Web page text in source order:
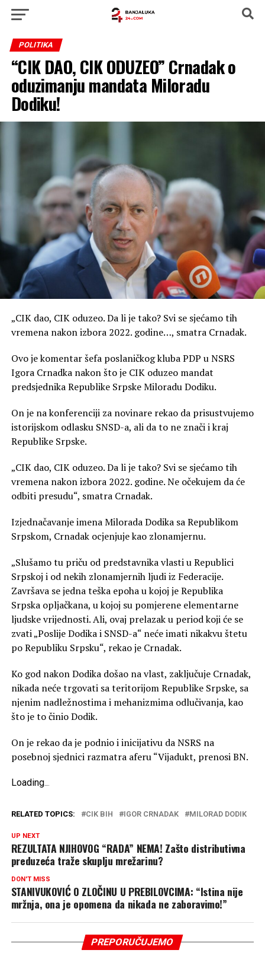
POLITIKA
“CIK DAO, CIK ODUZEO” Crnadak o
oduzimanju mandata Miloradu
Dodiku!
„CIK dao, CIK oduzeo. Da li je tako? Svi se sjećamo tih
vremena nakon izbora 2022. godine…, smatra Crnadak.
Ovo je komentar šefa poslaničkog kluba PDP u NSRS
Igora Crnadka nakon što je CIK oduzeo mandat
predsjednika Republike Srpske Miloradu Dodiku.
On je na konferenciji za novinare rekao da prisustvujemo
istorijskom odlasku SNSD-a, ali da to ne znači i kraj
Republike Srpske.
„CIK dao, CIK oduzeo. Da li je tako? Svi se sjećamo tih
vremena nakon izbora 2022. godine. Ne očekujem da će
odbiti presudu“, smatra Crnadak.
Izjednačavanje imena Milorada Dodika sa Republikom
Srpskom, Crnadak ocjenjuje kao zlonamjernu.
„Slušamo tu priču od predstavnika vlasti u Republici
Srpskoj i od nekih zlonamjernih ljudi iz Federacije.
Završava se jedna teška epoha u kojoj je Republika
Srpska opljačkana, u kojoj su pomjerene elementarne
ljudske vrijednosti. Ali, ovaj prelazak u period koji će se
zvati „Poslije Dodika i SNSD-a“ neće imati nikakvu štetu
po Republiku Srpsku“, rekao je Crnadak.
Ko god nakon Dodika došao na vlast, zaključuje Crnadak,
nikada neće trgovati sa teritorijom Republike Srpske, sa
njenim nadležnostima i mehanizmima odlučivanja, kao
što je to činio Dodik.
On je rekao da je podnio i inicijativu da NSRS na
posebnoj sjednici razmatra aferu “Vijadukt, prenosi BN.
Loading..
RELATED TOPICS: CIK BIH IGOR CRNADAK MILORAD DODIK
UP NEXT
REZULTATA NJIHOVOG “RADA” NEMA! Zašto distributivna
preduzeća traže skuplju mrežarinu?
DON'T MISS
STANIVUKOVIĆ O ZLOČINU U PREBILOVCIMA: “Istina nije
mržnja, ona je opomena da nikada ne zaboravimo!”
PREPORUČUJEMO